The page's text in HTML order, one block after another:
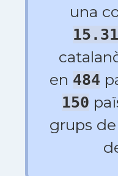
una
en 484
150
grups